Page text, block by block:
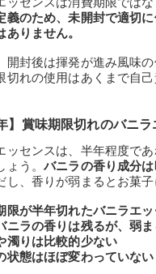
義のため、未開封で適切
ありません。
開封後は揮発が進み風味
切れの使用はあくまで自
】賞味期限切れのバニ
ッセンスは、半年程度で
ょう。バニラの香り成分
し、香りが弱まるとお菓
限が半年切れたバニラエッ
ニラの香りは残るが、弱
濁りは比較的少ない
状態はほぼ変わっていない